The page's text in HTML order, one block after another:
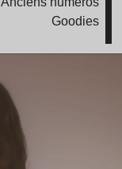
Goodies